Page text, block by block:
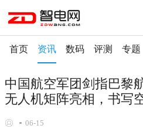
首页 资讯 数码 评测 专题
中国航空军团剑指巴黎
无人机矩阵亮相，书写
06-15